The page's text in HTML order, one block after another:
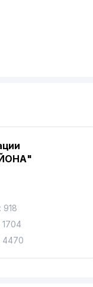
ГРАЖДАНСКИМ
918
4470